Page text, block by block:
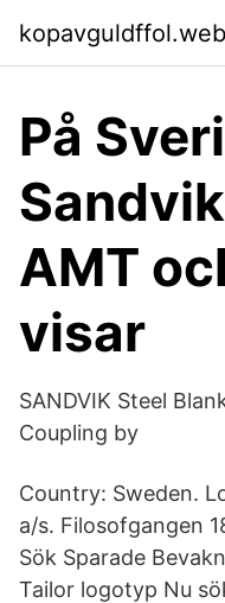
På
AMT
visar
SANDVIK Steel
Coupling by
Country: Sweden.
a/s. Filosofgangen
Sök Sparade
Tailor logotyp Nu